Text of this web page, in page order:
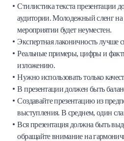
Стилистика текста презентации
аудитории. Молодежный сленг на
мероприятии будет неуместен.
Экспертная лаконичность лучше
Реальные примеры, цифры и
изложению.
Нужно использовать только
В презентации должен быть
Создавайте презентацию из
выступления. В среднем, один
Вся презентация должна быть
обращайте внимание на